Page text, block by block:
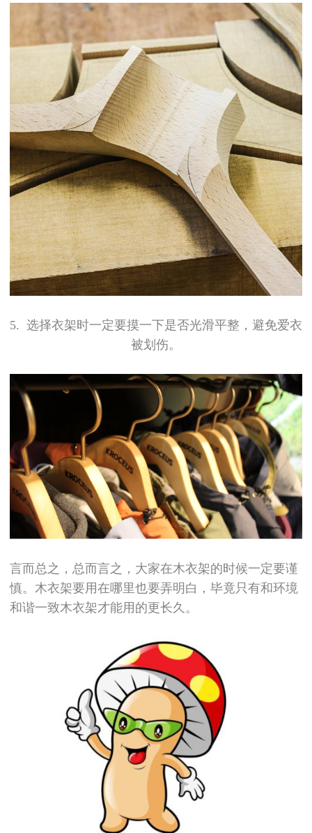
5. 选择衣架时一定要摸一下是否光滑平整，避免爱衣
被划伤。
言而总之，总而言之，大家在木衣架的时候一定要谨
慎。木衣架要用在哪里也要弄明白，毕竟只有和环境
和谐一致木衣架才能用的更长久。